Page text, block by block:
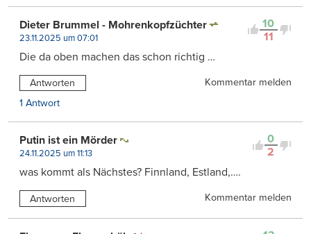
10
11
Dieter Brummel - Mohrenkopfzüchter
23.11.2025 um 07:01
Die da oben machen das schon richtig …
Antworten
Kommentar melden
1 Antwort
0
2
Putin ist ein Mörder
24.11.2025 um 11:13
was kommt als Nächstes? Finnland, Estland,….
Antworten Kommentar melden